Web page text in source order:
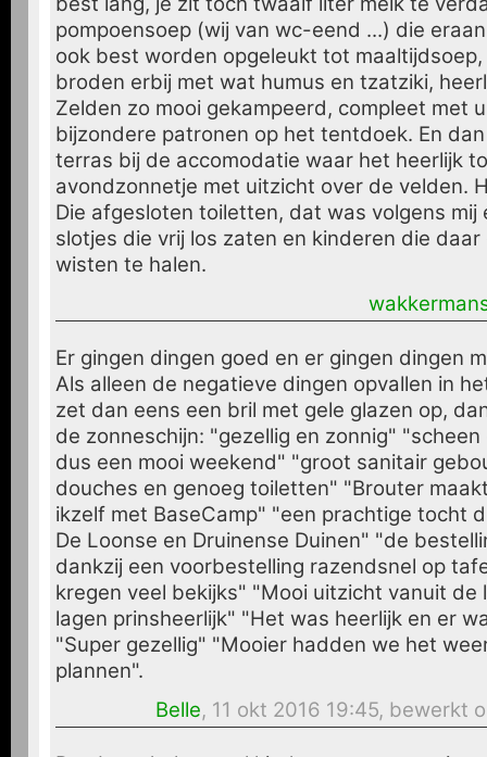
pompoensoep (wij van wc-eend ...) die
ook best worden opgeleukt tot
broden erbij met wat humus en tzatziki,
Zelden zo mooi gekampeerd, compleet met
bijzondere patronen op het tentdoek. En
terras bij de accomodatie waar het heerlijk
avondzonnetje met uitzicht over de velden.
Die afgesloten toiletten, dat was volgens mij
slotjes die vrij los zaten en kinderen die
wisten te halen.
Er gingen dingen goed en er gingen dingen
Als alleen de negatieve dingen opvallen in
zet dan eens een bril met gele glazen op,
de zonneschijn: "gezellig en zonnig"
dus een mooi weekend" "groot sanitair
douches en genoeg toiletten" "Brouter
ikzelf met BaseCamp" "een prachtige tocht
De Loonse en Druinense Duinen" "de
dankzij een voorbestelling razendsnel op
kregen veel bekijks" "Mooi uitzicht vanuit de
lagen prinsheerlijk" "Het was heerlijk en er
"Super gezellig" "Mooier hadden we het
plannen".
Belle, 11 okt 2016 19:45, bewerkt